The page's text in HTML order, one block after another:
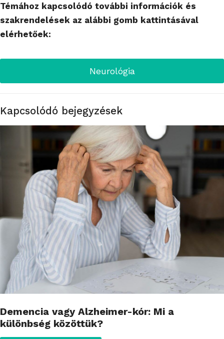
Témához kapcsolódó további információk és
szakrendelések az alábbi gomb kattintásával
elérhetőek:
Neurológia
Kapcsolódó bejegyzések
Demencia vagy Alzheimer-kór: Mi a
különbség közöttük?